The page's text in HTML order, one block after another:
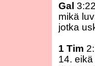
Gal
mikä
jotka
1 Tim
14.